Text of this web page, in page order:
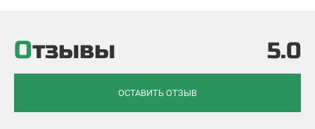
Отзывы 5.0
ОСТАВИТЬ ОТЗЫВ